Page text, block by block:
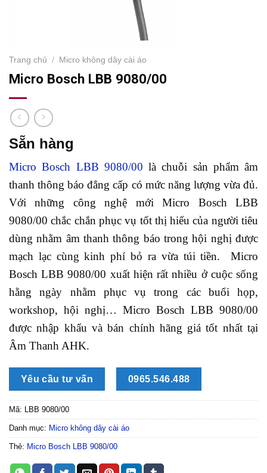
Trang chủ / Micro không dây cài áo
Micro Bosch LBB 9080/00
Sẵn hàng
Micro Bosch LBB 9080/00 là chuỗi sản phẩm âm
thanh thông báo đẳng cấp có mức năng lượng vừa đủ.
Với những công nghệ mới Micro Bosch LBB
9080/00 chắc chắn phục vụ tốt thị hiếu của người tiêu
dùng nhằm âm thanh thông báo trong hội nghị được
mạch lạc cùng kinh phí bỏ ra vừa túi tiền. Micro
Bosch LBB 9080/00 xuất hiện rất nhiều ở cuộc sống
hằng ngày nhằm phục vụ trong các buổi họp,
workshop, hội nghị… Micro Bosch LBB 9080/00
được nhập khẩu và bán chính hãng giá tốt nhất tại
Âm Thanh AHK.
Yêu cầu tư vấn 0965.546.488
Mã: LBB 9080/00
Danh mục: Micro không dây cài áo
Thẻ: Micro Bosch LBB 9080/00